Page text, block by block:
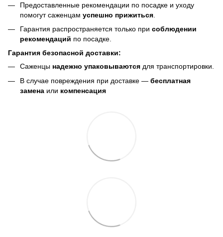
Предоставленные рекомендации по посадке и уходу
помогут саженцам успешно прижиться
Гарантия распространяется только при соблюдении
рекомендаций по посадке.
Гарантия безопасной доставки:
Саженцы надежно упаковываются для транспортировки.
В случае повреждения при доставке — бесплатная
замена или компенсация